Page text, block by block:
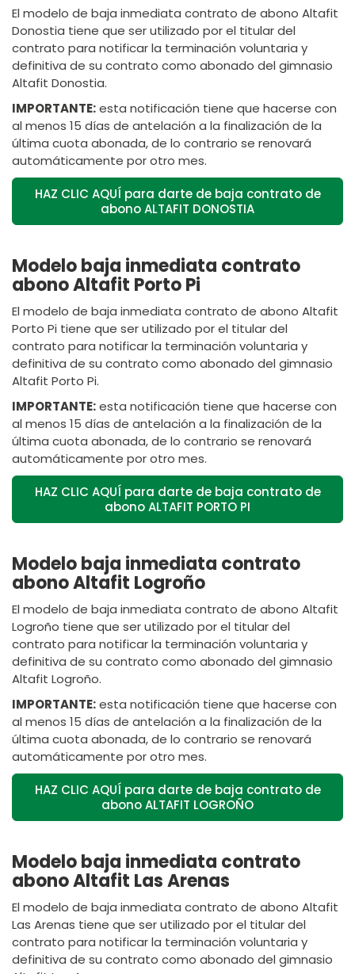
El modelo de baja inmediata contrato de abono Altafit
Donostia tiene que ser utilizado por el titular del
contrato para notificar la terminación voluntaria y
definitiva de su contrato como abonado del gimnasio
Altafit Donostia.
IMPORTANTE:esta notificación tiene que hacerse con
al menos 15 días de antelación a la finalización de la
última cuota abonada, de lo contrario se renovará
automáticamente por otro mes.
HAZ CLIC AQUÍ para darte de baja contrato de
abono ALTAFIT DONOSTIA
Modelo baja inmediata contrato
abono Altafit Porto Pi
El modelo de baja inmediata contrato de abono Altafit
Porto Pi tiene que ser utilizado por el titular del
contrato para notificar la terminación voluntaria y
definitiva de su contrato como abonado del gimnasio
Altafit Porto Pi.
IMPORTANTE:esta notificación tiene que hacerse con
al menos 15 días de antelación a la finalización de la
última cuota abonada, de lo contrario se renovará
automáticamente por otro mes.
HAZ CLIC AQUÍ para darte de baja contrato de
abono ALTAFIT PORTO PI
Modelo baja inmediata contrato
abono Altafit Logroño
El modelo de baja inmediata contrato de abono Altafit
Logroño tiene que ser utilizado por el titular del
contrato para notificar la terminación voluntaria y
definitiva de su contrato como abonado del gimnasio
Altafit Logroño.
IMPORTANTE:esta notificación tiene que hacerse con
al menos 15 días de antelación a la finalización de la
última cuota abonada, de lo contrario se renovará
automáticamente por otro mes.
HAZ CLIC AQUÍ para darte de baja contrato de
abono ALTAFIT LOGROÑO
Modelo baja inmediata contrato
abono Altafit Las Arenas
El modelo de baja inmediata contrato de abono Altafit
Las Arenas tiene que ser utilizado por el titular del
contrato para notificar la terminación voluntaria y
definitiva de su contrato como abonado del gimnasio